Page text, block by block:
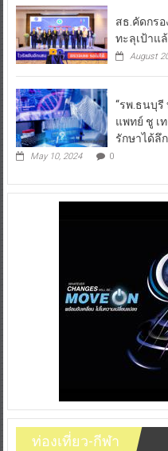
สธ.คัดกร
ทะลุเป้าแ
August
“รพ.ธนบุรี
แพทย์ ชู เ
รักษาได้ลึก
May 10, 2024 0
ท่องเที่ยว-กีฬา